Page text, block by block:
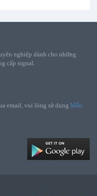
nghiệp dành cho những
cấp signal.
email, vui lòng sử dụng Mẫu